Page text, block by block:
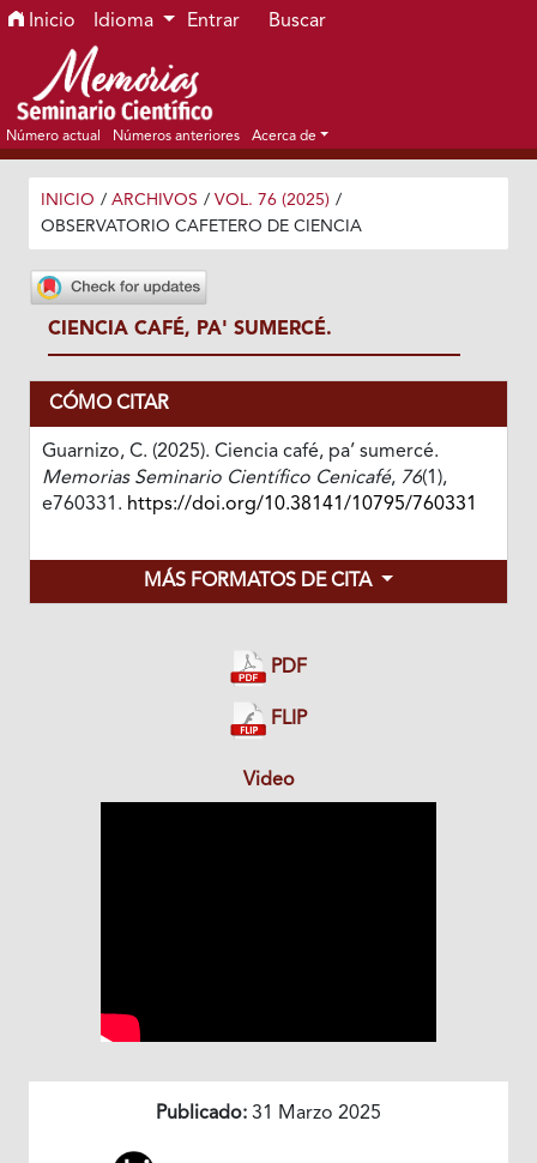
Ir al menú de navegación principal
Ir al contenido principal
Ir al pie de página del sitio
Inicio Idioma Entrar Buscar
Número actual Números anteriores Acerca de
INICIO / ARCHIVOS / VOL. 76 (2025) /
OBSERVATORIO CAFETERO DE CIENCIA
CIENCIA CAFÉ, PA' SUMERCÉ.
CÓMO CITAR
Guarnizo, C. (2025). Ciencia café, pa’ sumercé.
Memorias Seminario Científico Cenicafé, 76(1),
e760331. https://doi.org/10.38141/10795/760331
MÁS FORMATOS DE CITA
PDF
FLIP
Video
Publicado: 31 Marzo 2025